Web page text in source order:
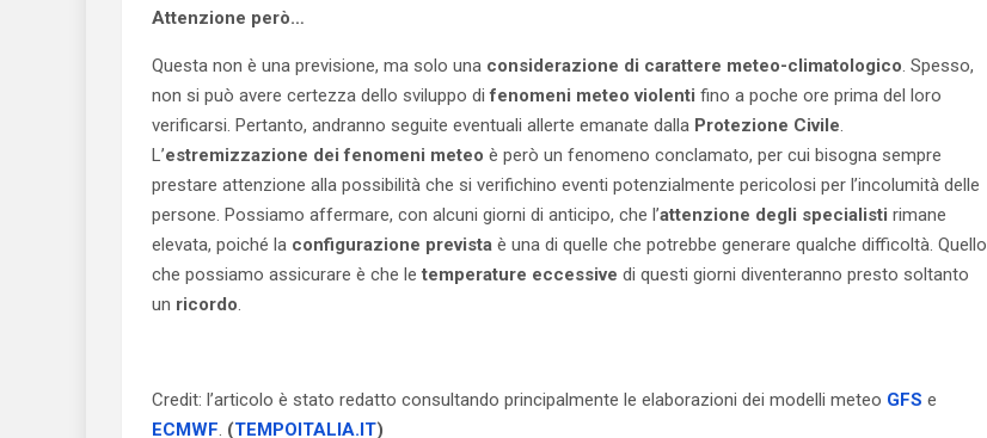
Attenzione però…
Questa non è una previsione, ma solo una considerazione di carattere meteo-climatologico. Spesso,
non si può avere certezza dello sviluppo difenomeni meteo violenti fino a poche ore prima del loro
verificarsi. Pertanto, andranno seguite eventuali allerte emanate dalla Protezione Civile.
L’estremizzazione dei fenomeni meteo è però un fenomeno conclamato, per cui bisogna sempre
prestare attenzione alla possibilità che si verifichino eventi potenzialmente pericolosi per l’incolumità delle
persone. Possiamo affermare, con alcuni giorni di anticipo, che l’attenzione degli specialisti rimane
elevata, poiché la configurazione prevista è una di quelle che potrebbe generare qualche difficoltà. Quello
che possiamo assicurare è che letemperature eccessive di questi giorni diventeranno presto soltanto
un ricordo.
Credit: l’articolo è stato redatto consultando principalmente le elaborazioni dei modelli meteo GFS e
ECMWF. (TEMPOITALIA.IT)